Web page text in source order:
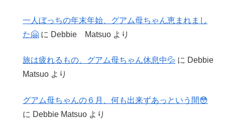
一人ぼっちの年末年始、グアム母ちゃん恵まれまし
た🤗 に Debbie Matsuo より
旅は疲れるもの、グアム母ちゃん休息中💦 に Debbie
Matsuo より
グアム母ちゃんの６月、何も出来ずあっという間😳
に Debbie Matsuo より